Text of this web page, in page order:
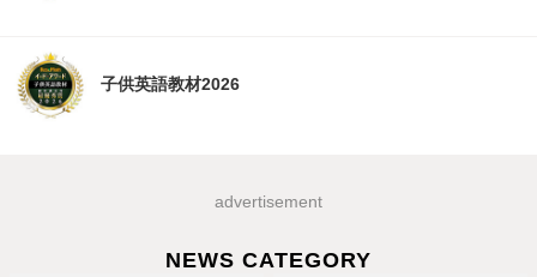
子供英語教材2026
advertisement
NEWS CATEGORY